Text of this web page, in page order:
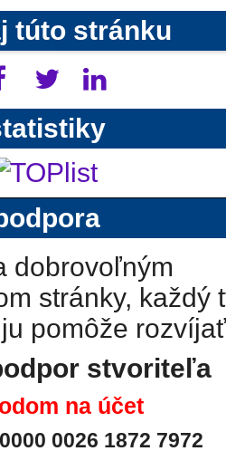
túto stránku
dobrovoľným
stránky, každý
pomôže
stvoriteľa
na účet
0026 1872 7972